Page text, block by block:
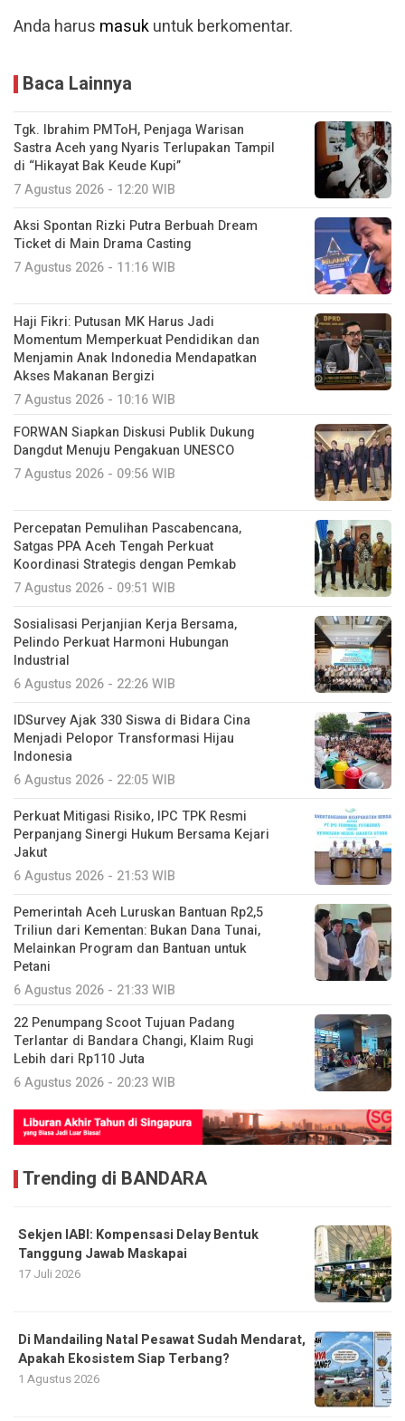
Anda harus masukuntuk berkomentar.
Baca Lainnya
Tgk. Ibrahim PMToH, Penjaga Warisan
Sastra Aceh yang Nyaris Terlupakan Tampil
di “Hikayat Bak Keude Kupi”
7 Agustus 2026 - 12:20 WIB
Aksi Spontan Rizki Putra Berbuah Dream
Ticket di Main Drama Casting
7 Agustus 2026 - 11:16 WIB
Haji Fikri: Putusan MK Harus Jadi
Momentum Memperkuat Pendidikan dan
Menjamin Anak Indonedia Mendapatkan
Akses Makanan Bergizi
7 Agustus 2026 - 10:16 WIB
FORWAN Siapkan Diskusi Publik Dukung
Dangdut Menuju Pengakuan UNESCO
7 Agustus 2026 - 09:56 WIB
Percepatan Pemulihan Pascabencana,
Satgas PPA Aceh Tengah Perkuat
Koordinasi Strategis dengan Pemkab
7 Agustus 2026 - 09:51 WIB
Sosialisasi Perjanjian Kerja Bersama,
Pelindo Perkuat Harmoni Hubungan
Industrial
6 Agustus 2026 - 22:26 WIB
IDSurvey Ajak 330 Siswa di Bidara Cina
Menjadi Pelopor Transformasi Hijau
Indonesia
6 Agustus 2026 - 22:05 WIB
Perkuat Mitigasi Risiko, IPC TPK Resmi
Perpanjang Sinergi Hukum Bersama Kejari
Jakut
6 Agustus 2026 - 21:53 WIB
Pemerintah Aceh Luruskan Bantuan Rp2,5
Triliun dari Kementan: Bukan Dana Tunai,
Melainkan Program dan Bantuan untuk
Petani
6 Agustus 2026 - 21:33 WIB
22 Penumpang Scoot Tujuan Padang
Terlantar di Bandara Changi, Klaim Rugi
Lebih dari Rp110 Juta
6 Agustus 2026 - 20:23 WIB
Trending di BANDARA
Sekjen IABI: Kompensasi Delay Bentuk
Tanggung Jawab Maskapai
17 Juli 2026
Di Mandailing Natal Pesawat Sudah Mendarat,
Apakah Ekosistem Siap Terbang?
1 Agustus 2026